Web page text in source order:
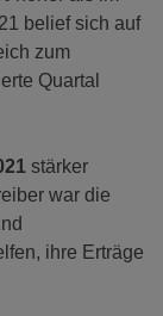
belief sich auf
zum
Quartal
stärker
war die
ihre Erträge